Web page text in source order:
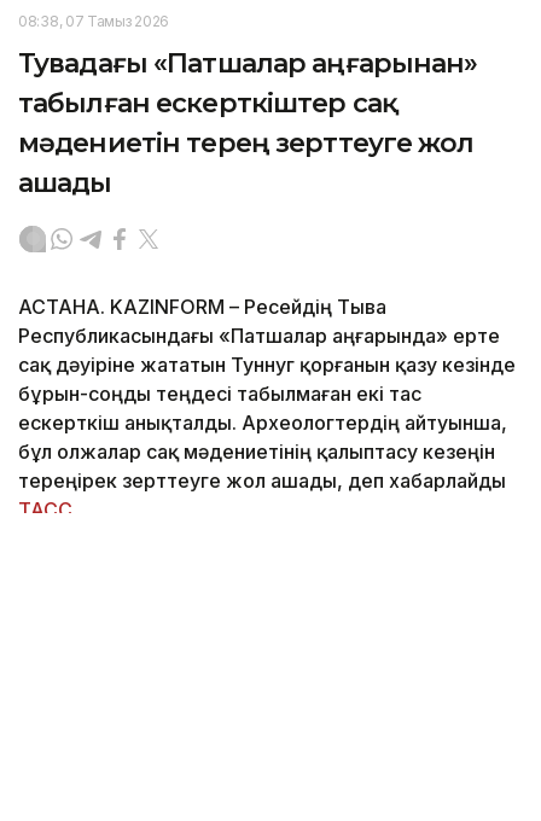
08:38, 07 Тамыз 2026
Тувадағы «Патшалар аңғарынан»
табылған ескерткіштер сақ
мәдениетін терең зерттеуге жол
ашады
АСТАНА. KAZINFORM – Ресейдің Тыва
Республикасындағы «Патшалар аңғарында» ерте
сақ дәуіріне жататын Туннуг қорғанын қазу кезінде
бұрын-соңды теңдесі табылмаған екі тас
ескерткіш анықталды. Археологтердің айтуынша,
бұл олжалар сақ мәдениетінің қалыптасу кезеңін
тереңірек зерттеуге жол ашады, деп хабарлайды
ТАСС